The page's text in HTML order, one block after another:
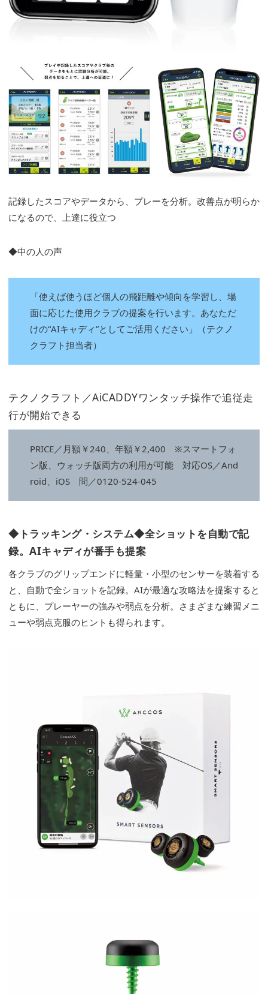
記録したスコアやデータから、プレーを分析。改善点が明らか
になるので、上達に役立つ
◆中の人の声
「使えば使うほど個人の飛距離や傾向を学習し、場
面に応じた使用クラブの提案を行います。あなただ
けの“AIキャディ”としてご活用ください」（テクノ
クラフト担当者）
テクノクラフト／AiCADDYワンタッチ操作で追従走
行が開始できる
PRICE／月額￥240、年額￥2,400 ※スマートフォ
ン版、ウォッチ版両方の利用が可能 対応OS／And
roid、iOS 問／0120-524-045
◆トラッキング・システム◆全ショットを自動で記
録。AIキャディが番手も提案
各クラブのグリップエンドに軽量・小型のセンサーを装着する
と、自動で全ショットを記録。AIが最適な攻略法を提案すると
ともに、プレーヤーの強みや弱点を分析。さまざまな練習メニ
ューや弱点克服のヒントも得られます。